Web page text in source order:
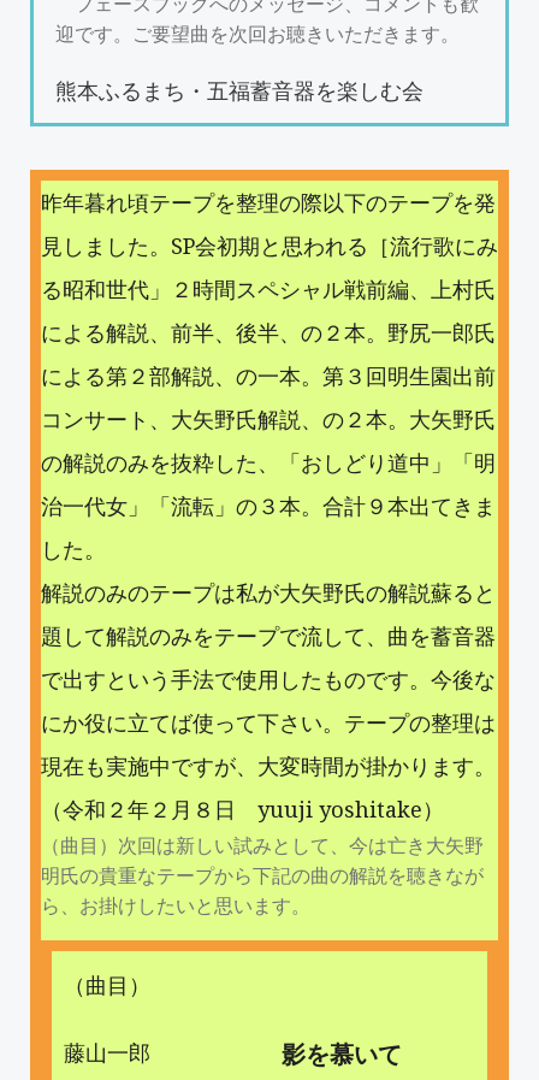
迎です。ご要望曲を次回お聴きいただきます。
熊本ふるまち・五福蓄音器を楽しむ会
昨年暮れ頃テープを整理の際以下のテープを発
見しました。SP会初期と思われる［流行歌にみ
る昭和世代」２時間スペシャル戦前編、上村氏
による解説、前半、後半、の２本。野尻一郎氏
による第２部解説、の一本。第３回明生園出前
コンサート、大矢野氏解説、の２本。大矢野氏
の解説のみを抜粋した、「おしどり道中」「明
治一代女」「流転」の３本。合計９本出てきま
した。
解説のみのテープは私が大矢野氏の解説蘇ると
題して解説のみをテープで流して、曲を蓄音器
で出すという手法で使用したものです。今後な
にか役に立てば使って下さい。テープの整理は
現在も実施中ですが、大変時間が掛かります。
（令和２年２月８日 yuuji yoshitake）
（曲目）次回は新しい試みとして、今は亡き大矢野
明氏の貴重なテープから下記の曲の解説を聴きなが
ら、お掛けしたいと思います。
（曲目）
藤山一郎 影を慕いて